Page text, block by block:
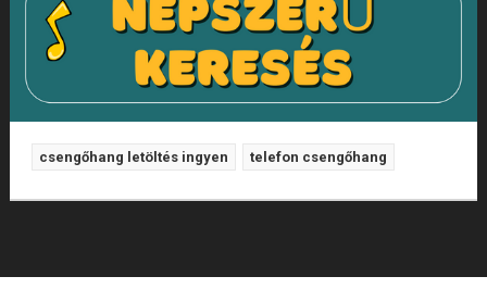
csengőhang letöltés ingyen telefon csengőhang